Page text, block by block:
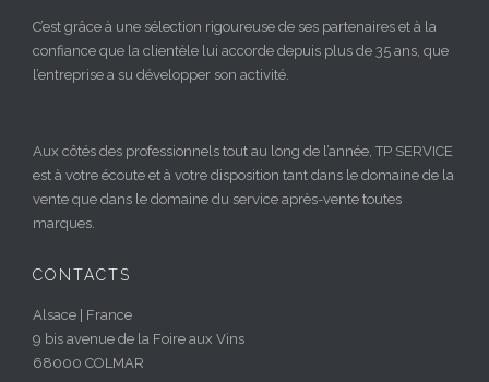
C’est grâce à une sélection rigoureuse de ses partenaires et à la
confiance que la clientèle lui accorde depuis plus de 35 ans, que
l’entreprise a su développer son activité.
Aux côtés des professionnels tout au long de l’année, TP SERVICE
est à votre écoute et à votre disposition tant dans le domaine de la
vente que dans le domaine du service après-vente toutes
marques.
CONTACTS
Alsace | France
9 bis avenue de la Foire aux Vins
68000 COLMAR